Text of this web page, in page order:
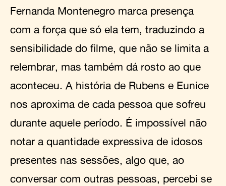
Fernanda Montenegro marca presença
com a força que só ela tem, traduzindo a
sensibilidade do filme, que não se limita a
relembrar, mas também dá rosto ao que
aconteceu. A história de Rubens e Eunice
nos aproxima de cada pessoa que sofreu
durante aquele período. É impossível não
notar a quantidade expressiva de idosos
presentes nas sessões, algo que, ao
conversar com outras pessoas, percebi se